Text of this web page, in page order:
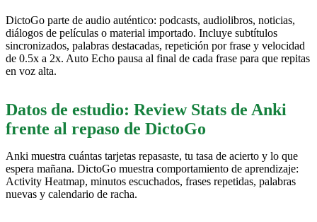
DictoGo parte de audio auténtico: podcasts, audiolibros, noticias,
diálogos de películas o material importado. Incluye subtítulos
sincronizados, palabras destacadas, repetición por frase y velocidad
de 0.5x a 2x. Auto Echo pausa al final de cada frase para que repitas
en voz alta.
Datos de estudio: Review Stats de Anki
frente al repaso de DictoGo
Anki muestra cuántas tarjetas repasaste, tu tasa de acierto y lo que
espera mañana. DictoGo muestra comportamiento de aprendizaje:
Activity Heatmap, minutos escuchados, frases repetidas, palabras
nuevas y calendario de racha.